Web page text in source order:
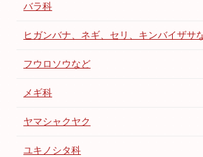
バラ科
ヒガンバナ、ネギ、セリ、キンバイザサ
フウロソウなど
メギ科
ヤマシャクヤク
ユキノシタ科